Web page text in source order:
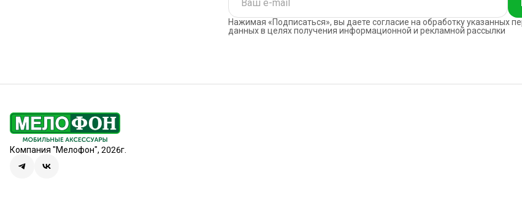
Нажимая «Подписаться», вы даете согласие на обработку указанных
данных в целях получения информационной и рекламной рассылки
Компания "Мелофон", 2026г.